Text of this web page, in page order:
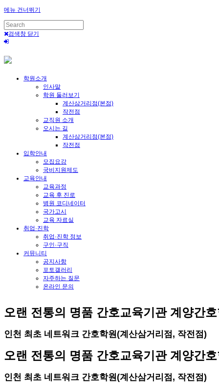
메뉴 건너뛰기
검색창 닫기
학원소개
인사말
학원 둘러보기
계산삼거리점(본점)
작전점
교직원 소개
오시는 길
계산삼거리점(본점)
작전점
입학안내
모집요강
국비지원제도
교육안내
교육과정
교육 후 진로
병원 코디네이터
국가고시
교육 자료실
취업·진학
취업·진학 정보
구인·구직
커뮤니티
공지사항
포토갤러리
자주하는 질문
온라인 문의
오랜 전통의 명품 간호교육기관 계양간
인천 최초 네트워크 간호학원(계산삼거리점, 작전점)
오랜 전통의 명품 간호교육기관 계양간
인천 최초 네트워크 간호학원(계산삼거리점, 작전점)